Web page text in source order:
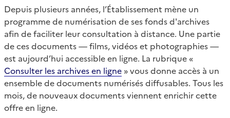
Depuis plusieurs années, l’Établissement mène un
programme de numérisation de ses fonds d'archives
afin de faciliter leur consultation à distance. Une partie
de ces documents — films, vidéos et photographies —
est aujourd’hui accessible en ligne. La rubrique «
Consulter les archives en ligne » vous donne accès à un
ensemble de documents numérisés diffusables. Tous les
mois, de nouveaux documents viennent enrichir cette
offre en ligne.